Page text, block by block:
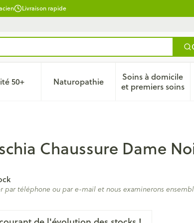
Livraison rapide
alimentation & vitamines
pour la catégorie Grossesse et enfants
50+
Afficher le sous-menu pour la catégorie Vitalité 50+
Naturopathie
Afficher le sous-menu pour la
Soins à domicile
et premiers soins
Afficher le
l Chaussure Dame
par téléphone ou par e-mail et nous examinerons